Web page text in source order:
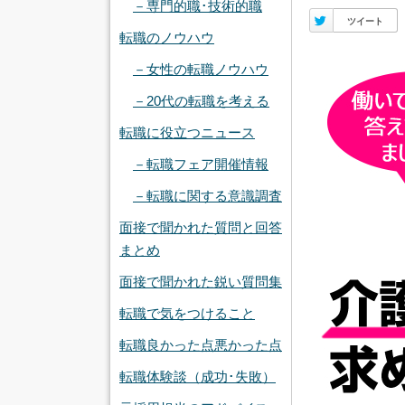
ツイート
Twitter
－専門的職･技術的職
転職のノウハウ
－女性の転職ノウハウ
－20代の転職を考える
転職に役立つニュース
－転職フェア開催情報
－転職に関する意識調査
面接で聞かれた質問と回答
まとめ
面接で聞かれた鋭い質問集
転職で気をつけること
転職良かった点悪かった点
転職体験談（成功･失敗）